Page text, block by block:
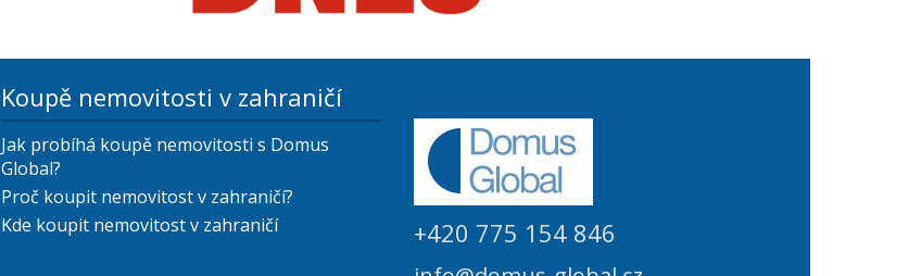
Koupě nemovitosti v zahraničí
Jak probíhá koupě nemovitosti s Domus
Global?
Proč koupit nemovitost v zahraničí?
Kde koupit nemovitost v zahraničí
+420 775 154 846